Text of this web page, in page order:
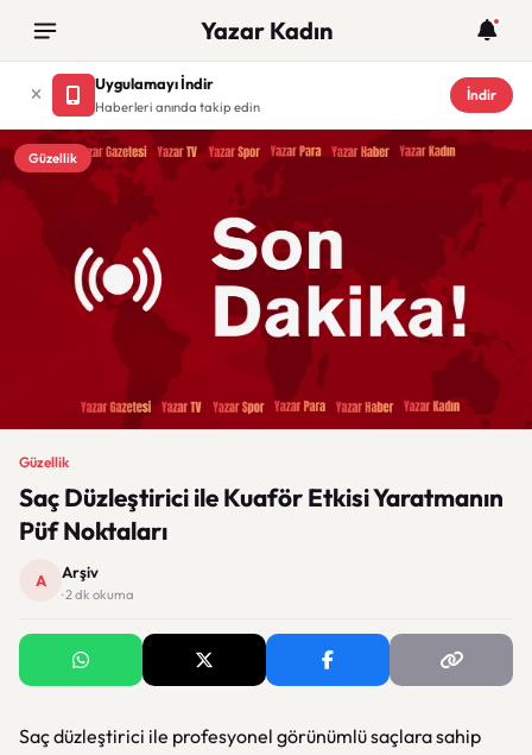
Yazar Kadın
Uygulamayı İndir
Haberleri anında takip edin
İndir
Güzellik
Güzellik
Saç Düzleştirici ile Kuaför Etkisi Yaratmanın
Püf Noktaları
A Arşiv
· 2 dk okuma
Saç düzleştirici ile profesyonel görünümlü saçlara sahip